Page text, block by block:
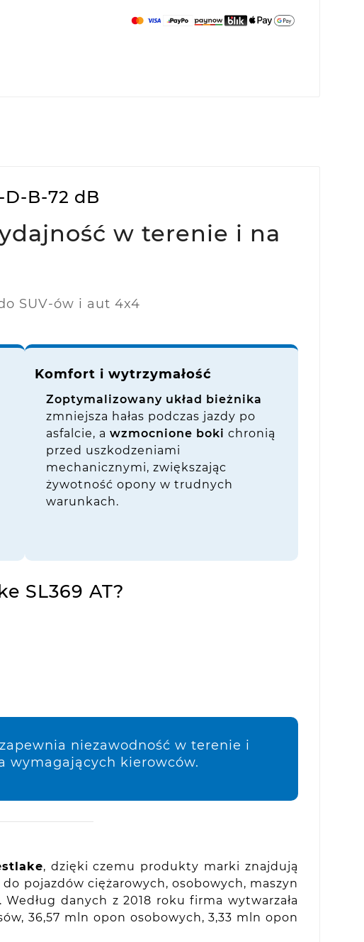
D-B-72 dB
w terenie i na
SUV-ów i aut 4x4
Komfort i wytrzymałość
Zoptymalizowany układ bieżnika
zmniejsza hałas podczas jazdy po
asfalcie, a wzmocnione boki chronią
przed uszkodzeniami
mechanicznymi, zwiększając
żywotność opony w trudnych
warunkach.
SL369 AT?
niezawodność w terenie i
wymagających kierowców.
, dzięki czemu produkty marki znajdują
pojazdów ciężarowych, osobowych, maszyn
danych z 2018 roku firma wytwarzała
36,57 mln opon osobowych, 3,33 mln opon